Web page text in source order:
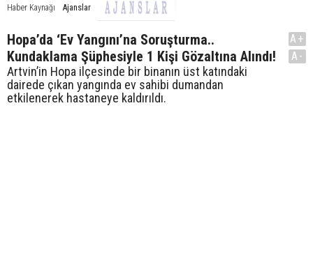
Haber Kaynağı Ajanslar
Hopa’da ‘Ev Yangını’na Soruşturma..
Kundaklama Şüphesiyle 1 Kişi Gözaltına Alındı!
Artvin’in Hopa ilçesinde bir binanın üst katındaki
dairede çıkan yangında ev sahibi dumandan
etkilenerek hastaneye kaldırıldı.
A+
A-